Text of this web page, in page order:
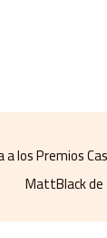
los Premios
MattBlack